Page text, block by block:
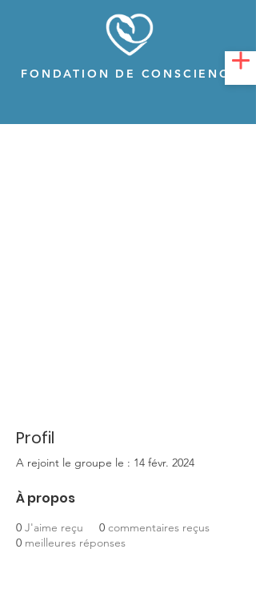
FONDATION DE CONSCIENCE
Profil
A rejoint le groupe le : 14 févr. 2024
À propos
0 J'aime reçu 0 commentaires reçus
0 meilleures réponses